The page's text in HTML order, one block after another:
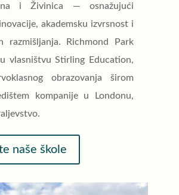
i Živinica — osnažujući
akademsku izvrsnost i
razmišljanja. Richmond Park
vlasništvu Stirling Education,
obrazovanja širom
kompanije u Londonu,
naše škole